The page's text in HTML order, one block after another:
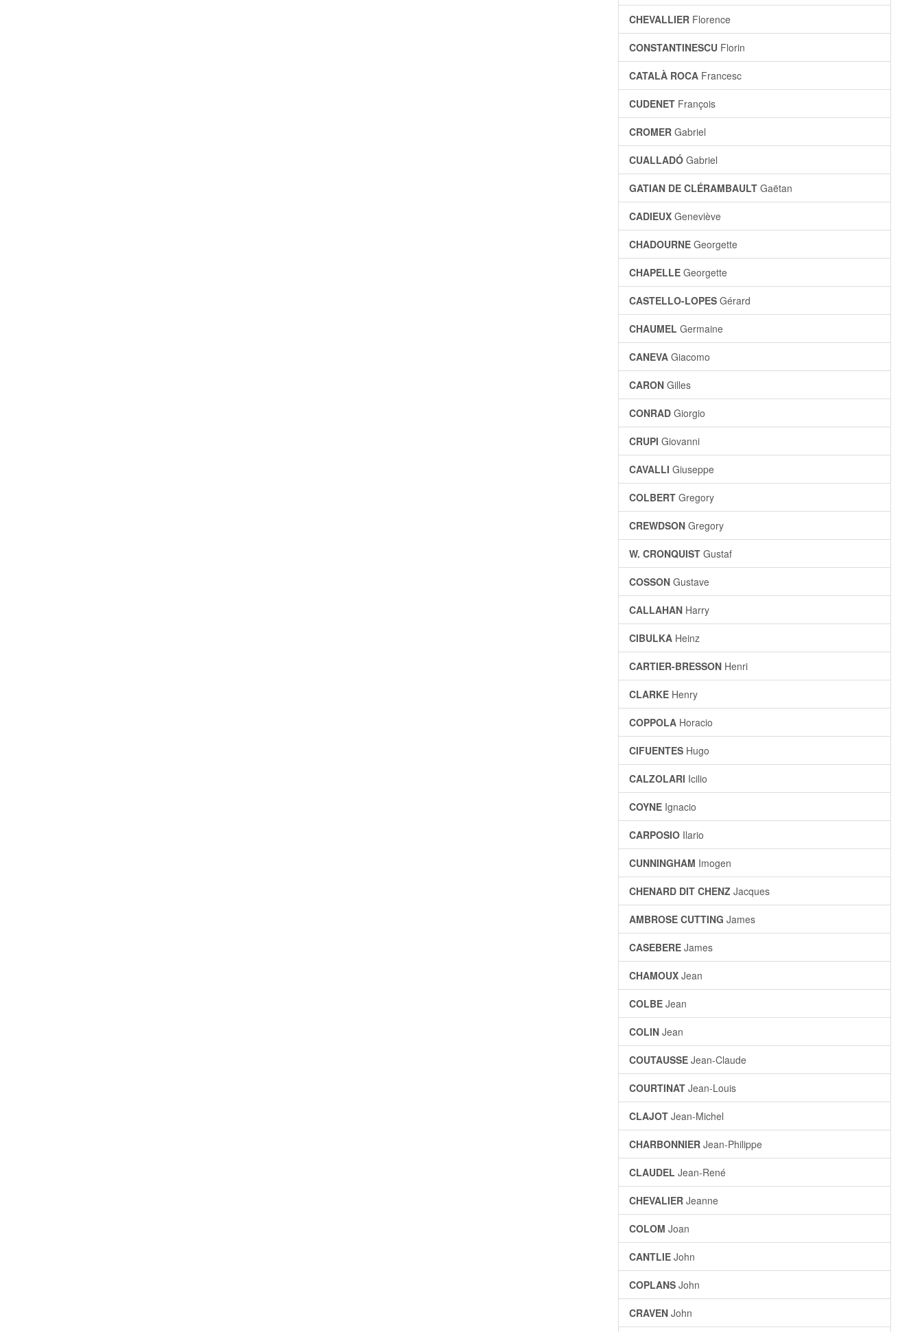
CHEVALLIER Florence
CONSTANTINESCU Florin
CATALÀ ROCA Francesc
CUDENET François
CROMER Gabriel
CUALLADÓ Gabriel
GATIAN DE CLÉRAMBAULT Gaëtan
CADIEUX Geneviève
CHADOURNE Georgette
CHAPELLE Georgette
CASTELLO-LOPES Gérard
CHAUMEL Germaine
CANEVA Giacomo
CARON Gilles
CONRAD Giorgio
CRUPI Giovanni
CAVALLI Giuseppe
COLBERT Gregory
CREWDSON Gregory
W. CRONQUIST Gustaf
COSSON Gustave
CALLAHAN Harry
CIBULKA Heinz
CARTIER-BRESSON Henri
CLARKE Henry
COPPOLA Horacio
CIFUENTES Hugo
CALZOLARI Icilio
COYNE Ignacio
CARPOSIO Ilario
CUNNINGHAM Imogen
CHENARD DIT CHENZ Jacques
AMBROSE CUTTING James
CASEBERE James
CHAMOUX Jean
COLBE Jean
COLIN Jean
COUTAUSSE Jean-Claude
COURTINAT Jean-Louis
CLAJOT Jean-Michel
CHARBONNIER Jean-Philippe
CLAUDEL Jean-René
CHEVALIER Jeanne
COLOM Joan
CANTLIE John
COPLANS John
CRAVEN John